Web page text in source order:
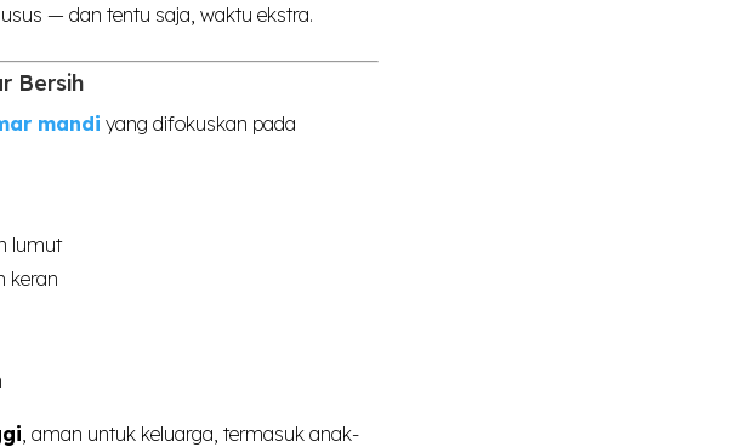
— dan tentu saja, waktu ekstra.
Bersih
mandi yang difokuskan pada
lumut
keran
, aman untuk keluarga, termasuk anak-